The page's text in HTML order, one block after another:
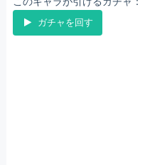
ガチャを回す